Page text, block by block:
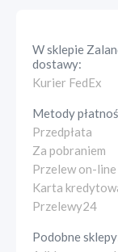
W sklepie
dostawy:
Kurier FedEx
Metody
Przedpłata
Za pobraniem
Przelew on-line
Karta
Przelewy24
Podobne